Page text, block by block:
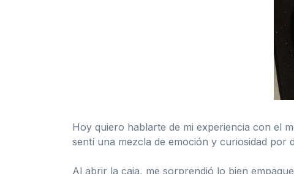
Hoy quiero hablarte de mi experiencia con el
sentí una mezcla de emoción y curiosidad
Al abrir la caja, me sorprendió lo bien